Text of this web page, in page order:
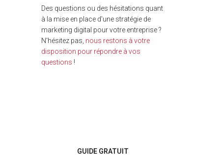
Des questions ou des hésitations quant
à la mise en place d'une stratégie de
marketing digital pour votre entreprise ?
N'hésitez pas, nous restons à votre
disposition pour répondre à vos
questions !
GUIDE GRATUIT